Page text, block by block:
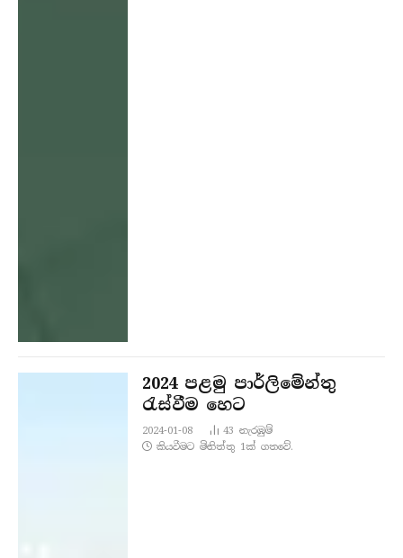
2024 පළමු පාර්ලිමේන්තු
රැස්වීම හෙට
2024-01-08 43නැරඹු​ම්
කියවීමට මිනිත්තු 1ක් ගතවේ.